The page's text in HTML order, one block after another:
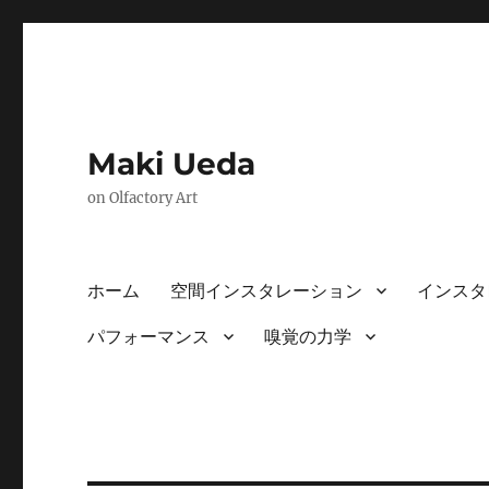
Maki Ueda
on Olfactory Art
ホーム 空間インスタレーション インス
パフォーマンス 嗅覚の力学